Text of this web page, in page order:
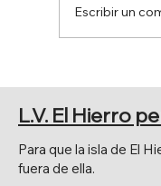
Escribir un
Para que la isla de El
fuera de ella.
L.V. El Hierro